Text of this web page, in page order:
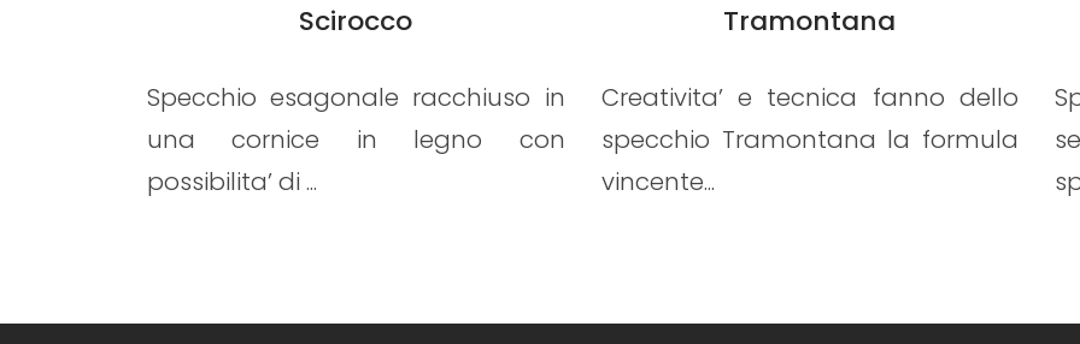
Tramontana
Creativita’ e tecnica fanno dello
specchio Tramontana la formula
vincente...
TIMES
Specchio/orologio in cristallo
serigrafato specchiato o
specchiato fumé co...